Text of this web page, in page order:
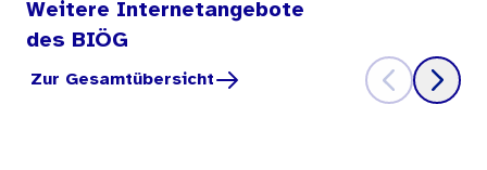
Weitere Internetangebote
des BIÖG
Zur Gesamtübersicht